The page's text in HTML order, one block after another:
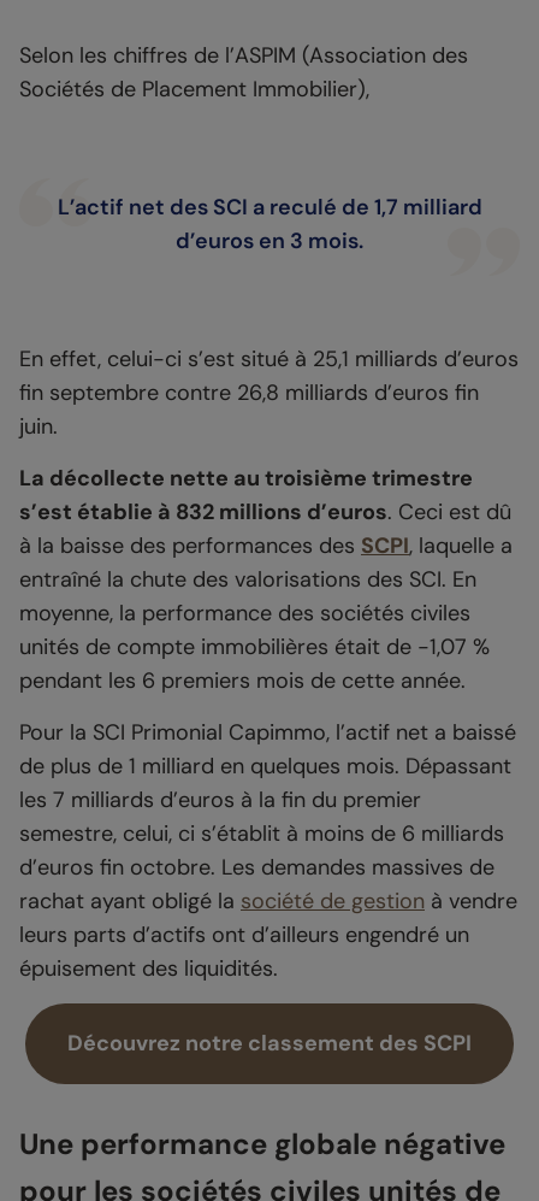
Selon les chiffres de l’ASPIM (Association des
Sociétés de Placement Immobilier),
L’actif net des SCI a reculé de 1,7 milliard
d’euros en 3 mois.
En effet, celui-ci s’est situé à 25,1 milliards d’euros
fin septembre contre 26,8 milliards d’euros fin
juin.
La décollecte nette au troisième trimestre
s’est établie à 832 millions d’euros. Ceci est dû
à la baisse des performances des SCPI, laquelle a
entraîné la chute des valorisations des SCI. En
moyenne, la performance des sociétés civiles
unités de compte immobilières était de -1,07 %
pendant les 6 premiers mois de cette année.
Pour la SCI Primonial Capimmo, l’actif net a baissé
de plus de 1 milliard en quelques mois. Dépassant
les 7 milliards d’euros à la fin du premier
semestre, celui, ci s’établit à moins de 6 milliards
d’euros fin octobre. Les demandes massives de
rachat ayant obligé la société de gestion à vendre
leurs parts d’actifs ont d’ailleurs engendré un
épuisement des liquidités.
Découvrez notre classement des SCPI
Une performance globale négative
pour les sociétés civiles unités de